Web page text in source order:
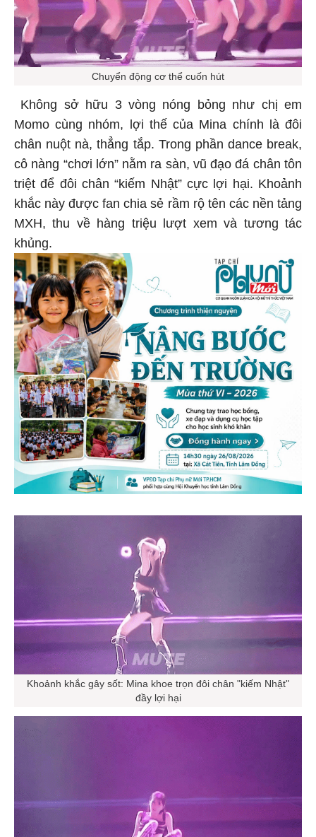
Chuyển động cơ thể cuốn hút
Không sở hữu 3 vòng nóng bỏng như chị em
Momo cùng nhóm, lợi thế của Mina chính là đôi
chân nuột nà, thẳng tắp. Trong phần dance break,
cô nàng “chơi lớn” nằm ra sàn, vũ đạo đá chân tôn
triệt để đôi chân “kiếm Nhật” cực lợi hại. Khoảnh
khắc này được fan chia sẻ rầm rộ tên các nền tảng
MXH, thu về hàng triệu lượt xem và tương tác
khủng.
Khoảnh khắc gây sốt: Mina khoe trọn đôi chân "kiếm Nhật"
đầy lợi hại